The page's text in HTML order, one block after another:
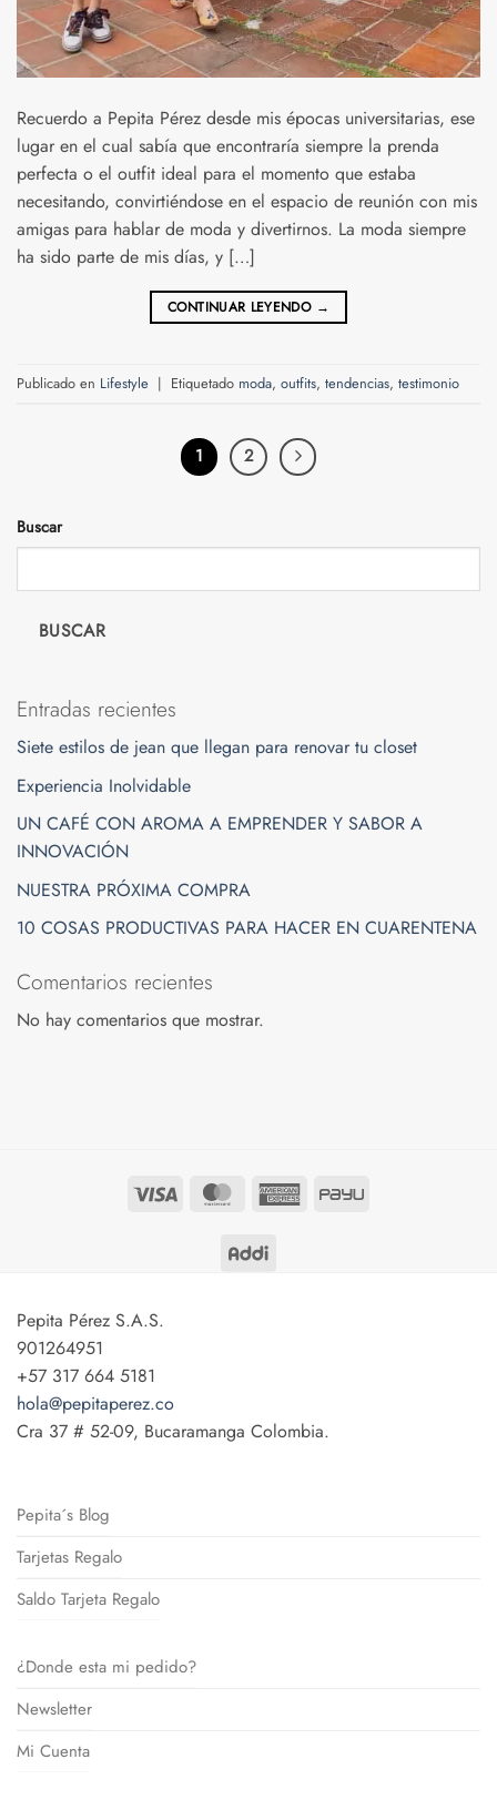
Recuerdo a Pepita Pérez desde mis épocas universitarias, ese
lugar en el cual sabía que encontraría siempre la prenda
perfecta o el outfit ideal para el momento que estaba
necesitando, convirtiéndose en el espacio de reunión con mis
amigas para hablar de moda y divertirnos. La moda siempre
ha sido parte de mis días, y […]
CONTINUAR LEYENDO →
Publicado en Lifestyle | Etiquetado moda, outfits, tendencias, testimonio
1 2
Buscar
BUSCAR
Entradas recientes
Siete estilos de jean que llegan para renovar tu closet
Experiencia Inolvidable
UN CAFÉ CON AROMA A EMPRENDER Y SABOR A
INNOVACIÓN
NUESTRA PRÓXIMA COMPRA
10 COSAS PRODUCTIVAS PARA HACER EN CUARENTENA
Comentarios recientes
No hay comentarios que mostrar.
Visa MasterCardAmericanPayU
Pepita Pérez S.A.S.
901264951
+57 317 664 5181
hola@pepitaperez.co
Cra 37 # 52-09, Bucaramanga Colombia.
Pepita´s Blog
Tarjetas Regalo
Saldo Tarjeta Regalo
¿Donde esta mi pedido?
Newsletter
Mi Cuenta